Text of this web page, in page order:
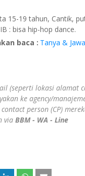
15-19 tahun, Cantik,
: bisa hip-hop dance.
baca : Tanya &
(seperti lokasi alamat
ke agency/
person (CP)
via BBM - WA - Line